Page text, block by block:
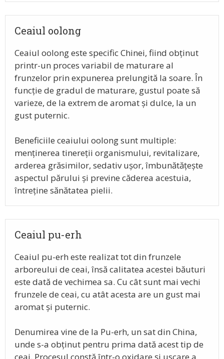
Ceaiul oolong
Ceaiul oolong este specific Chinei, fiind obținut
printr-un proces variabil de maturare al
frunzelor prin expunerea prelungită la soare. În
funcție de gradul de maturare, gustul poate să
varieze, de la extrem de aromat și dulce, la un
gust puternic.
Beneficiile ceaiului oolong sunt multiple:
menținerea tinereții organismului, revitalizare,
arderea grăsimilor, sedativ ușor, îmbunătățește
aspectul părului și previne căderea acestuia,
întreține sănătatea pielii.
Ceaiul pu-erh
Ceaiul pu-erh este realizat tot din frunzele
arboreului de ceai, însă calitatea acestei băuturi
este dată de vechimea sa. Cu cât sunt mai vechi
frunzele de ceai, cu atât acesta are un gust mai
aromat și puternic.
Denumirea vine de la Pu-erh, un sat din China,
unde s-a obținut pentru prima dată acest tip de